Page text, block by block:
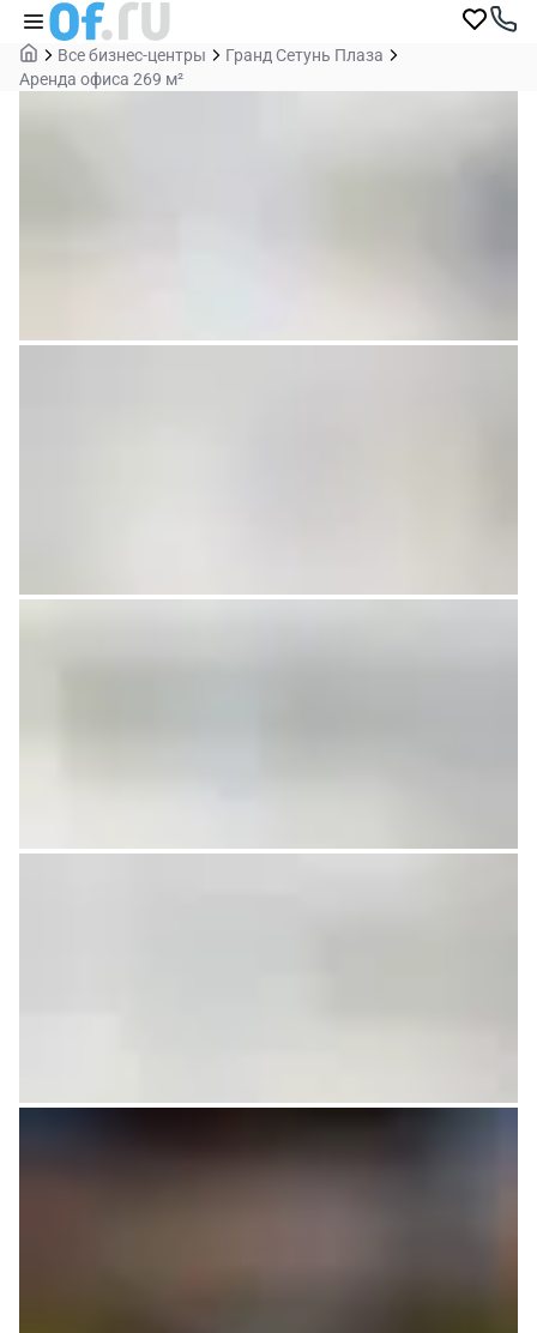
Все бизнес-центры
Гранд Сетунь Плаза
Аренда офиса 269 м²